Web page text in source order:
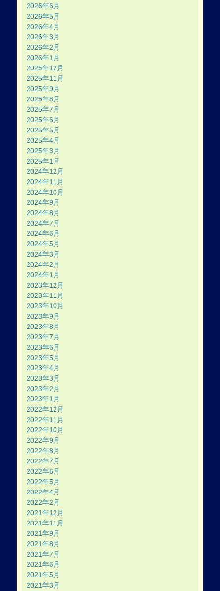
2026年6月
2026年5月
2026年4月
2026年3月
2026年2月
2026年1月
2025年12月
2025年11月
2025年9月
2025年8月
2025年7月
2025年6月
2025年5月
2025年4月
2025年3月
2025年1月
2024年12月
2024年11月
2024年10月
2024年9月
2024年8月
2024年7月
2024年6月
2024年5月
2024年3月
2024年2月
2024年1月
2023年12月
2023年11月
2023年10月
2023年9月
2023年8月
2023年7月
2023年6月
2023年5月
2023年4月
2023年3月
2023年2月
2023年1月
2022年12月
2022年11月
2022年10月
2022年9月
2022年8月
2022年7月
2022年6月
2022年5月
2022年4月
2022年2月
2021年12月
2021年11月
2021年9月
2021年8月
2021年7月
2021年6月
2021年5月
2021年3月